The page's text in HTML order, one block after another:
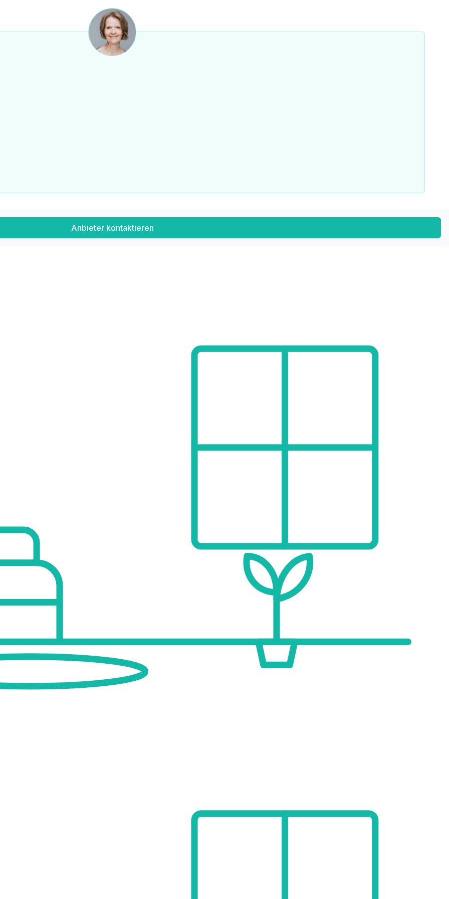
voraussichtlich Ende 2026._
oder 0699 19 47 90 03 zur Verfügung.
0,77 (A)
Anbieter kontaktieren